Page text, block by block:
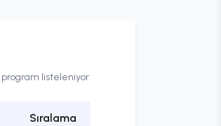
program listeleniyor
Sıralama